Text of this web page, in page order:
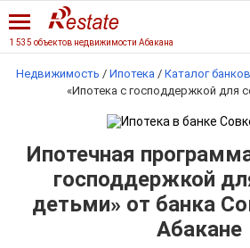
1 535 объектов недвижимости Абакана
Недвижимость / Ипотека / Каталог банков
«Ипотека с господдержкой для
Ипотечная
господдержкой
детьми» от банка
Абакане